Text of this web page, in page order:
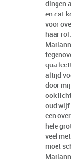
dingen
en dat
voor
haar
qua
altijd
door
ook
oud wijf
een
hele
veel
moet